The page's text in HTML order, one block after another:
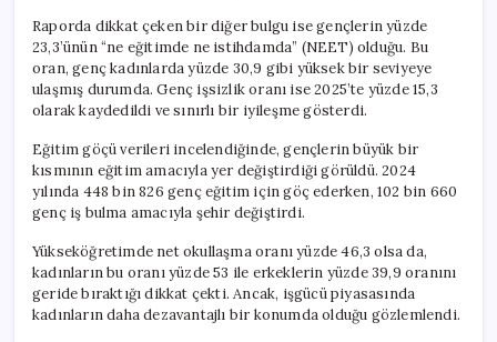
Raporda dikkat çeken bir diğer bulgu ise gençlerin yüzde
23,3’ünün “ne eğitimde ne istihdamda” (NEET) olduğu. Bu
oran, genç kadınlarda yüzde 30,9 gibi yüksek bir seviyeye
ulaşmış durumda. Genç işsizlik oranı ise 2025’te yüzde 15,3
olarak kaydedildi ve sınırlı bir iyileşme gösterdi.
Eğitim göçü verileri incelendiğinde, gençlerin büyük bir
kısmının eğitim amacıyla yer değiştirdiği görüldü. 2024
yılında 448 bin 826 genç eğitim için göç ederken, 102 bin 660
genç iş bulma amacıyla şehir değiştirdi.
Yükseköğretimde net okullaşma oranı yüzde 46,3 olsa da,
kadınların bu oranı yüzde 53 ile erkeklerin yüzde 39,9 oranını
geride bıraktığı dikkat çekti. Ancak, işgücü piyasasında
kadınların daha dezavantajlı bir konumda olduğu gözlemlendi.